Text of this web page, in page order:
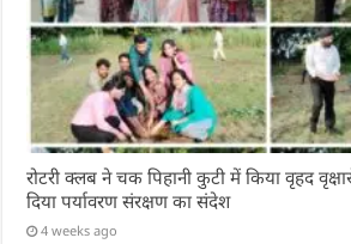
रोटरी क्लब ने चक पिहानी कुटी में किया वृहद
दिया पर्यावरण संरक्षण का संदेश
4 weeks ago